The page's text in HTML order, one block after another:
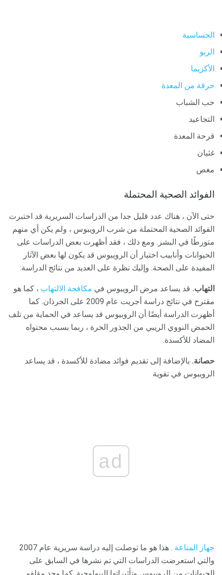
الحساسية
الربو
الأكزيما
حرقة من المعدة
حب الشباب
التجاعيد
قرحة المعدة
غثيان
مغص
الفوائد الصحية المحتملة
حتى الآن ، هناك عدد قليل جدا من الدراسات السريرية قد اختبرت
الفوائد الصحية المحتملة من شرب الرويبوس ، ولم يكن أي منهم
متورطًا في البشر. ومع ذلك ، فقد أظهرت بعض الدراسات على
الحيوانات وأنابيب اختبار أن الرويبوس قد يكون لها بعض الآثار
المفيدة على الصحة. وإليك نظرة على العديد من نتائج الدراسة:
التهاب. قد يساعد مرض الرويبوس في مكافحة الالتهاب ، كما هو
مقترح في نتائج دراسة أجريت عام 2009 على الجرذان. كما
أظهرت الدراسة أيضًا أن الروبيوس قد يساعد في الحماية من تلف
الحمض النووي الريبي من الجذور الحرة ، ربما بسبب محتواه
المضاد للأكسدة.
حصانة. بالإضافة إلى تقديم فوائد مضادة للأكسدة ، قد يساعد
الرويبوس في تقوية
ad
جهاز المناعة
. هذا هو ما توصلت إليه دراسة سريرية عام 2007
والتي استعرضت الدراسات التي تم نشرها في السابق على